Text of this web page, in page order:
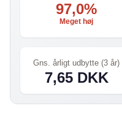
97,0%
Meget høj
Gns. årligt udbytte (3 år)
7,65 DKK